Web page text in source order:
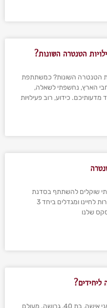
הטנטרה השונות?
הטנטרה השונות? כמשתתפת
הארץ, נחשפתי לשאלה,
כידוע, רוב פעילויות
שוקלים להשתתף בסדנת
טנטרה. אנחנו בשנות ה30 המאוחרות לחיינו ומגדלים ביחד 3
שלנו
כיצד מתנהלות סדנאות היחידים? אני אישה, בת 40, גרושה. מעולם